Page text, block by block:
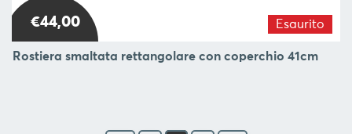
Esaurito
€44,00
Rostiera smaltata rettangolare con coperchio 41cm